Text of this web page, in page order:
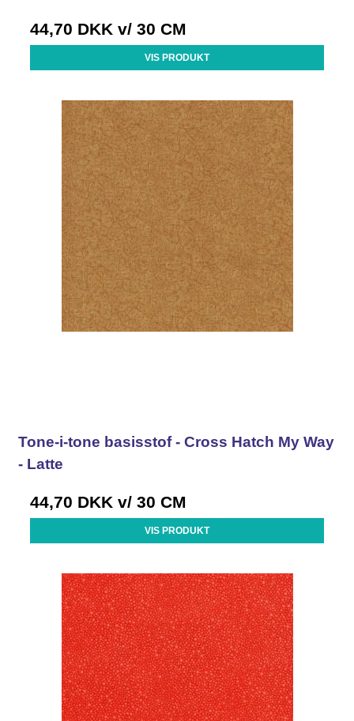
44,70 DKK v/ 30 CM
VIS PRODUKT
Tone-i-tone basisstof - Cross Hatch My Way
- Latte
44,70 DKK v/ 30 CM
VIS PRODUKT